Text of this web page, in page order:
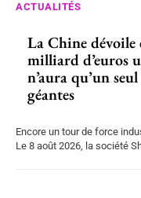
ACTUALITÉS
La Chine dévoile
milliard d’euros
n’aura qu’un
géantes
Encore un tour de force
Le 8 août 2026, la société